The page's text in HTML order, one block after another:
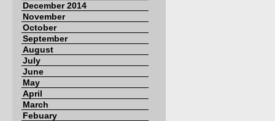
December 2014
November
October
September
August
July
June
May
April
March
Febuary